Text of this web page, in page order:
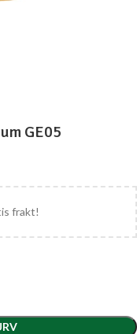
GE05
frakt!